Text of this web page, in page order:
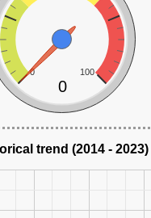
0 100
0
trend (2014 - 2023)